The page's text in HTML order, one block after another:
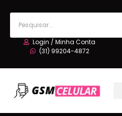
Login / Minha Conta
(31) 99204-4872